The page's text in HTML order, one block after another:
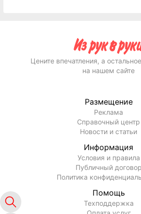
Цените впечатления, а
на нашем сайте
Размещение
Реклама
Справочный центр
Новости и статьи
Информация
Условия и правила
Публичный договор
Политика
Помощь
Техподдержка